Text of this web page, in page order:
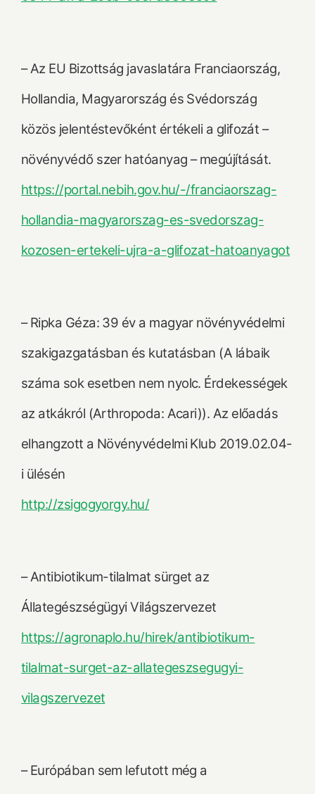
– Az EU Bizottság javaslatára Franciaország,
Hollandia, Magyarország és Svédország
közös jelentéstevőként értékeli a glifozát –
növényvédő szer hatóanyag – megújítását.
https://portal.nebih.gov.hu/-/franciaorszag-
hollandia-magyarorszag-es-svedorszag-
kozosen-ertekeli-ujra-a-glifozat-hatoanyagot
– Ripka Géza: 39 év a magyar növényvédelmi
szakigazgatásban és kutatásban (A lábaik
száma sok esetben nem nyolc. Érdekességek
az atkákról (Arthropoda: Acari)). Az előadás
elhangzott a Növényvédelmi Klub 2019.02.04-
i ülésén
http://zsigogyorgy.hu/
– Antibiotikum-tilalmat sürget az
Állategészségügyi Világszervezet
https://agronaplo.hu/hirek/antibiotikum-
tilalmat-surget-az-allategeszsegugyi-
vilagszervezet
– Európában sem lefutott még a